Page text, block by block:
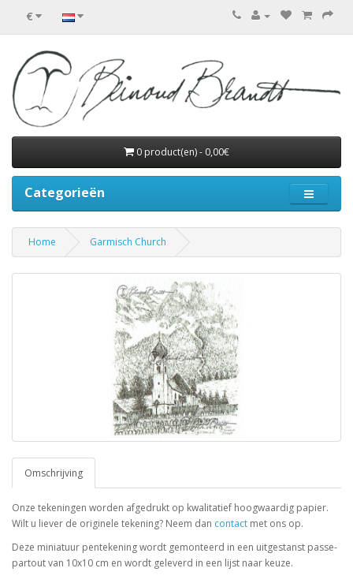
€
0 product(en) - 0,00€
Categorieën
Home Garmisch Church
Omschrijving
Onze tekeningen worden afgedrukt op kwalitatief hoogwaardig papier.
Wilt u liever de originele tekening? Neem dan contact met ons op.
Deze miniatuur pentekening wordt gemonteerd in een uitgestanst passe-
partout van 10x10 cm en wordt geleverd in een lijst naar keuze.